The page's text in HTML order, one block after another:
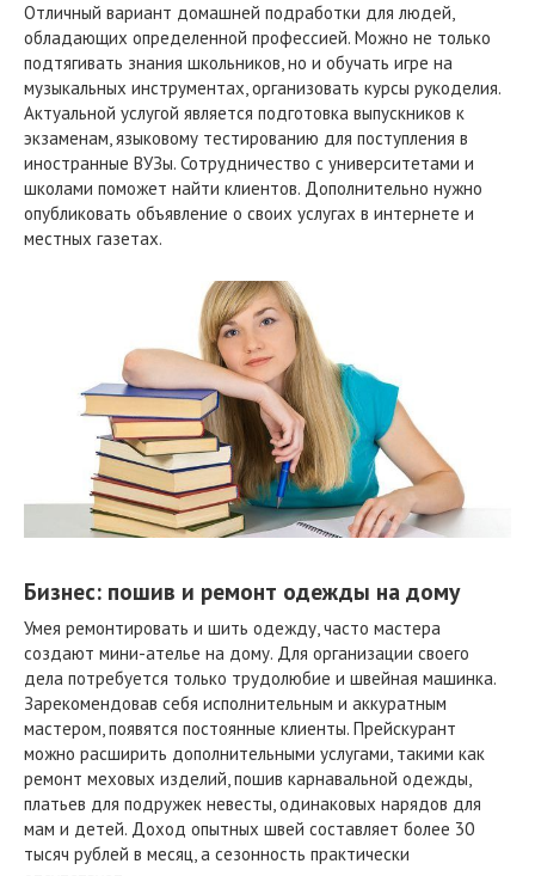
Отличный вариант домашней подработки для людей,
обладающих определенной профессией. Можно не только
подтягивать знания школьников, но и обучать игре на
музыкальных инструментах, организовать курсы рукоделия.
Актуальной услугой является подготовка выпускников к
экзаменам, языковому тестированию для поступления в
иностранные ВУЗы. Сотрудничество с университетами и
школами поможет найти клиентов. Дополнительно нужно
опубликовать объявление о своих услугах в интернете и
местных газетах.
Бизнес: пошив и ремонт одежды на дому
Умея ремонтировать и шить одежду, часто мастера
создают мини-ателье на дому. Для организации своего
дела потребуется только трудолюбие и швейная машинка.
Зарекомендовав себя исполнительным и аккуратным
мастером, появятся постоянные клиенты. Прейскурант
можно расширить дополнительными услугами, такими как
ремонт меховых изделий, пошив карнавальной одежды,
платьев для подружек невесты, одинаковых нарядов для
мам и детей. Доход опытных швей составляет более 30
тысяч рублей в месяц, а сезонность практически